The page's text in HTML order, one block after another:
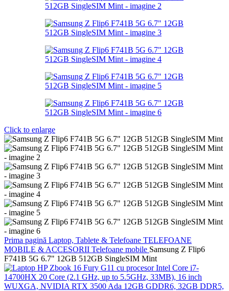
Click to enlarge
Prima pagină Laptop, Tablete & Telefoane TELEFOANE
MOBILE & ACCESORII Telefoane mobile Samsung Z Flip6
F741B 5G 6.7" 12GB 512GB SingleSIM Mint